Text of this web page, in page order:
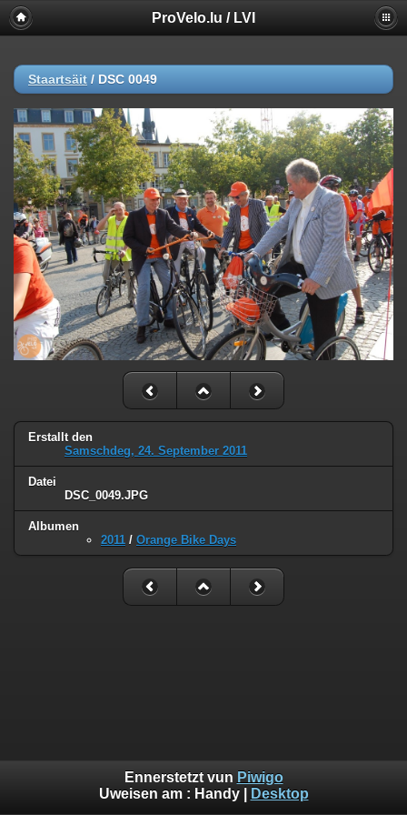
ProVelo.lu / LVI
Staartsäit / DSC 0049
Erstallt den
Samschdeg, 24. September 2011
Datei
DSC_0049.JPG
Albumen
2011 / Orange Bike Days
Ennerstetzt vun Piwigo
Uweisen am : Handy| Desktop